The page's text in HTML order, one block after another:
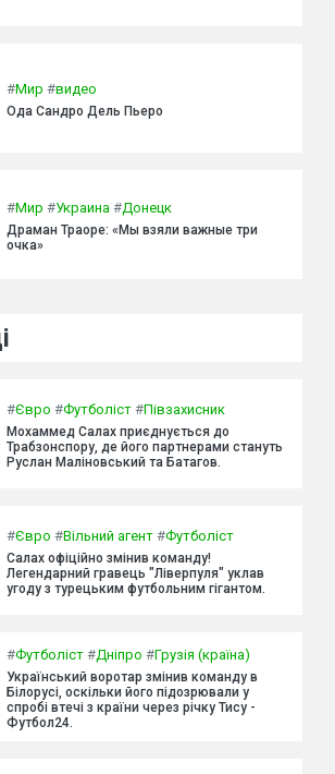
#Мир #видео
Ода Сандро Дель Пьеро
#Мир #Украина #Донецк
Драман Траоре: «Мы взяли важные три
очка»
#Євро #Футболіст #Півзахисник
Мохаммед Салах приєднується до
Трабзонспору, де його партнерами стануть
Руслан Маліновський та Батагов.
#Євро #Вільний агент #Футболіст
Салах офіційно змінив команду!
Легендарний гравець "Ліверпуля" уклав
угоду з турецьким футбольним гігантом.
#Футболіст #Дніпро #Грузія (країна)
Український воротар змінив команду в
Білорусі, оскільки його підозрювали у
спробі втечі з країни через річку Тису -
Футбол24.